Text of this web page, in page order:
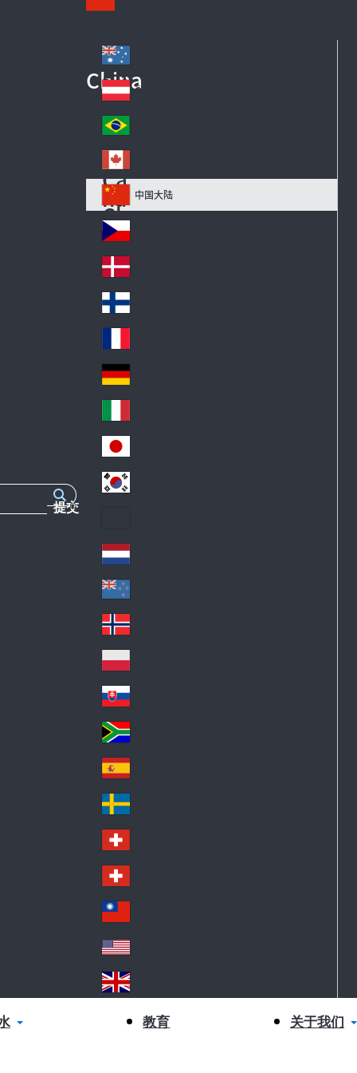
提交
China
Au
str
ali
a
Au
str
ia
Österreich
Br
azi
l
Ca
na
da
Ch
in
a
中国大陆
Cz
ec
h
De
n
m
ar
k
Fi
nl
an
d
Fr
an
ce
Ge
rm
an
y
Ita
ly
Ja
pa
Ko
a
La
tin
A
m
eri
ca
Ne
th
erl
an
ds
Ne
w
Ze
al
an
d
No
rw
ay
Po
la
nd
Sl
ov
ak
ia
So
ut
h
Af
ric
a
Sp
ai
n
S
w
ed
en
S
wi
tz
erl
an
d
S
wi
tz
erl
an
d
Ta
iw
an
US
A
Un
ite 教育 关于我们